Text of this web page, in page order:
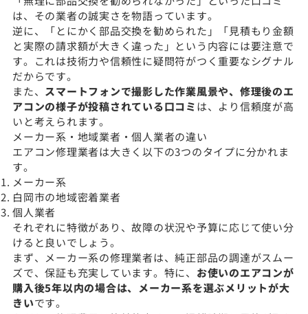
は、その業者の誠実さを物語っています。
逆に、「とにかく部品交換を勧められた」「見積もり金額
と実際の請求額が大きく違った」という内容には要注意で
す。これは技術力や信頼性に疑問符がつく重要なシグナル
だからです。
また、 スマートフォンで撮影した作業風景や、修理後のエ
アコンの様子が投稿されている口コミは、より信頼度が高
いと考えられます。
メーカー系・地域業者・個人業者の違い
エアコン修理業者は大きく以下の3つのタイプに分かれま
す。
メーカー系
白岡市の地域密着業者
個人業者
それぞれに特徴があり、故障の状況や予算に応じて使い分
けると良いでしょう。
まず、メーカー系の修理業者は、純正部品の調達がスムー
ズで、保証も充実しています。特に、 お使いのエアコンが
購入後5年以内の場合は、メーカー系を選ぶメリットが大
きいです。